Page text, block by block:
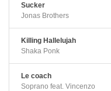
Sucker
Jonas Brothers
Killing Hallelujah
Shaka Ponk
Le coach
Soprano feat. Vincenzo